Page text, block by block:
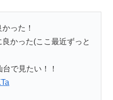
った！
かった(ここ最近ずっと
で見たい！！